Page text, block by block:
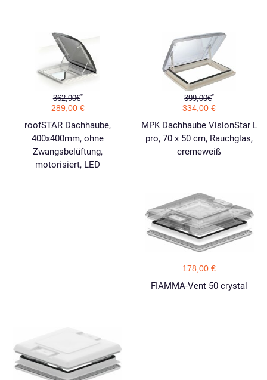
362,90€*
289,00 €
roofSTAR Dachhaube,
400x400mm, ohne
Zwangsbelüftung,
motorisiert, LED
399,00€*
334,00 €
MPK Dachhaube VisionStar L
pro, 70 x 50 cm, Rauchglas,
cremeweiß
178,00 €
FIAMMA-Vent 50 crystal